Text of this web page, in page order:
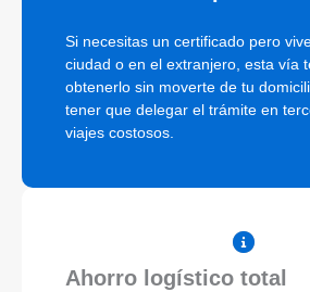
Si necesitas un certificado pero
ciudad o en el extranjero, esta vía
obtenerlo sin moverte de tu
tener que delegar el trámite en
viajes costosos.
Ahorro logístico total